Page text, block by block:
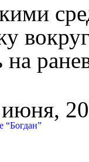
на
“Богдан”